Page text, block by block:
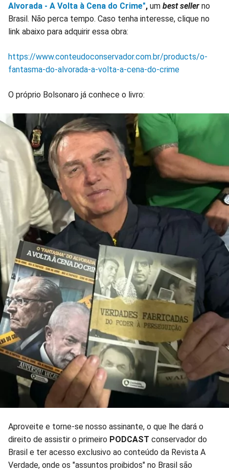
Alvorada - A Volta à Cena do Crime", um best seller no
Brasil. Não perca tempo. Caso tenha interesse, clique no
link abaixo para adquirir essa obra:
https://www.conteudoconservador.com.br/products/o-
fantasma-do-alvorada-a-volta-a-cena-do-crime
O próprio Bolsonaro já conhece o livro:
Aproveite e torne-se nosso assinante, o que lhe dará o
direito de assistir o primeiro PODCAST conservador do
Brasil e ter acesso exclusivo ao conteúdo da Revista A
Verdade, onde os "assuntos proibidos" no Brasil são